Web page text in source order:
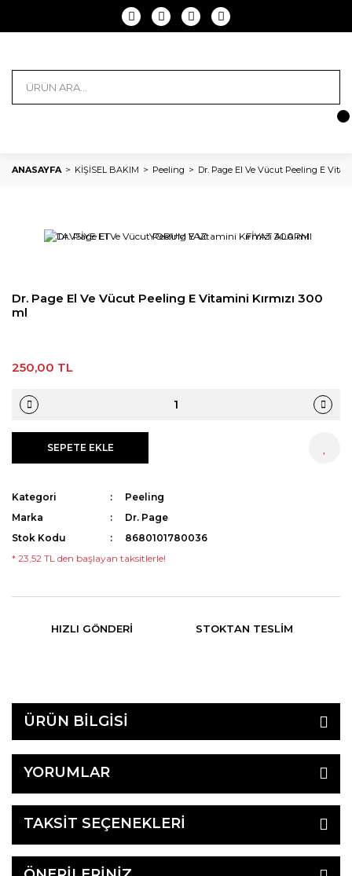
ANASAYFA KİŞİSEL BAKIM Peeling Dr. Page El Ve Vücut Peeling E
TAVSİYE ET YORUM YAZ FİYAT ALARMI
Dr. Page El Ve Vücut Peeling E Vitamini Kırmızı 300
ml
250,00 TL
SEPETE EKLE
Kategori
Peeling
Marka
Dr. Page
Stok Kodu
8680101780036
* 23,52 TL den başlayan taksitlerle!
HIZLI GÖNDERI STOKTAN TESLIM
ÜRÜN BİLGİSİ
YORUMLAR
TAKSİT SEÇENEKLERİ